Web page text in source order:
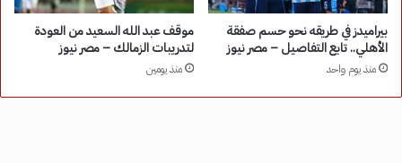
بيراميدز في طريقه نحو حسم صفقة
الأهلي.. تابع التفاصيل – مصر نيوز
منذ يوم واحد
موقف عبد الله السعيد من العودة
لتدريبات الزمالك – مصر نيوز
منذ يومين